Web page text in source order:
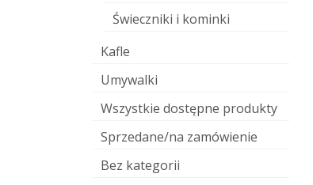
Świeczniki i kominki
Kafle
Umywalki
Wszystkie dostępne produkty
Sprzedane/na zamówienie
Bez kategorii